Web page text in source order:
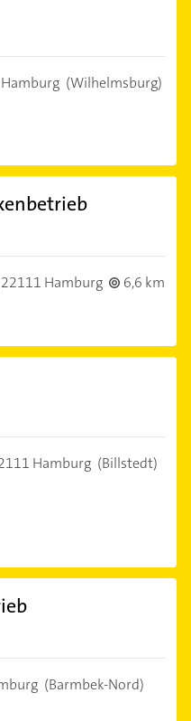
(Wilhelmsburg)
22111 Hamburg
6,6 km
Hamburg (Billstedt)
(Barmbek-Nord)